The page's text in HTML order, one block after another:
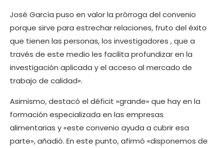
José García puso en valor la prórroga del convenio
porque sirve para estrechar relaciones, fruto del éxito
que tienen las personas, los investigadores , que a
través de este medio les facilita profundizar en la
investigación aplicada y el acceso al mercado de
trabajo de calidad».
Asimismo, destacó el déficit «grande» que hay en la
formación especializada en las empresas
alimentarias y «este convenio ayuda a cubrir esa
parte», añadió. En este punto, afirmó «disponemos de